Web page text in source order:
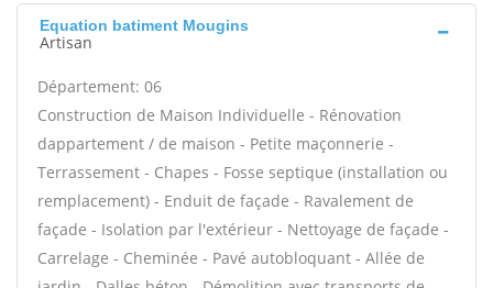
Equation batiment Mougins
Artisan
Département: 06
Construction de Maison Individuelle - Rénovation
dappartement / de maison - Petite maçonnerie -
Terrassement - Chapes - Fosse septique (installation ou
remplacement) - Enduit de façade - Ravalement de
façade - Isolation par l'extérieur - Nettoyage de façade -
Carrelage - Cheminée - Pavé autobloquant - Allée de